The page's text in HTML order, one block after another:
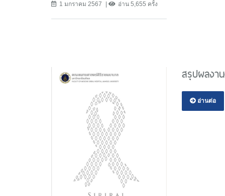
1 มกราคม 2567 อ่าน 5,655 ครั้ง
สรุปผลง
อ่านต่อ